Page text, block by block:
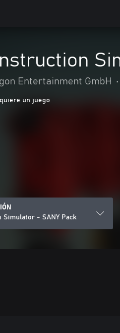
Entertainment GmbH •
un juego
Simulator - SANY Pack